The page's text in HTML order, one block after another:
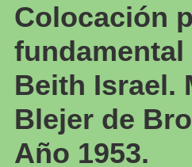
Colocación
fundamental
Beith Israel.
Blejer de
Año 1953.